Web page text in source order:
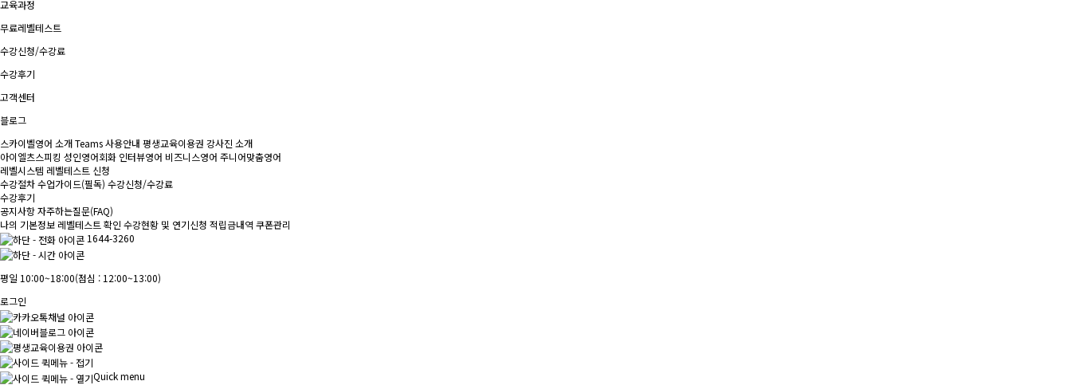
교육과정
무료레벨테스트
수강신청/수강료
수강후기
고객센터
블로그
스카이벨영어 소개Teams 사용안내 평생교육이용권 강사진 소개
아이엘츠스피킹 성인영어회화 인터뷰영어 비즈니스영어 주니어맞춤영어
레벨시스템 레벨테스트 신청
수강절차수업가이드(필독) 수강신청/수강료
수강후기
공지사항자주하는질문(FAQ)
나의 기본정보 레벨테스트 확인 수강현황 및 연기신청 적립금내역 쿠폰관리
1644-3260
평일 10:00~18:00(점심 : 12:00~13:00)
로그인
Quick menu